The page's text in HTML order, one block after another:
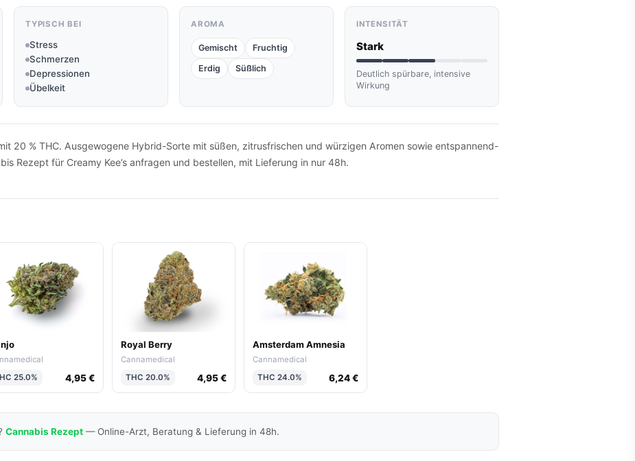
TYPISCH BEI
Stress
Schmerzen
Depressionen
Übelkeit
AROMA
Gemischt
Fruchtig
Erdig
Süßlich
INTENSITÄT
Stark
Deutlich spürbare, intensive
Wirkung
20 % THC. Ausgewogene Hybrid-Sorte mit süßen, zitrusfrischen und würzigen Aromen sowie entspannend-
Rezept für Creamy Kee’s anfragen und bestellen, mit Lieferung in nur 48h.
25.0%
4,95 €
Royal Berry
Cannamedical
THC 20.0%
4,95 €
Amsterdam Amnesia
Cannamedical
THC 24.0%
6,24 €
Cannabis Rezept — Online-Arzt, Beratung & Lieferung in 48h.